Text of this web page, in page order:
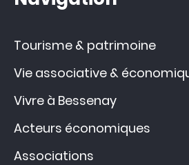
Tourisme & patrimoine
Vie associative &
Vivre à Bessenay
Acteurs économiques
Associations